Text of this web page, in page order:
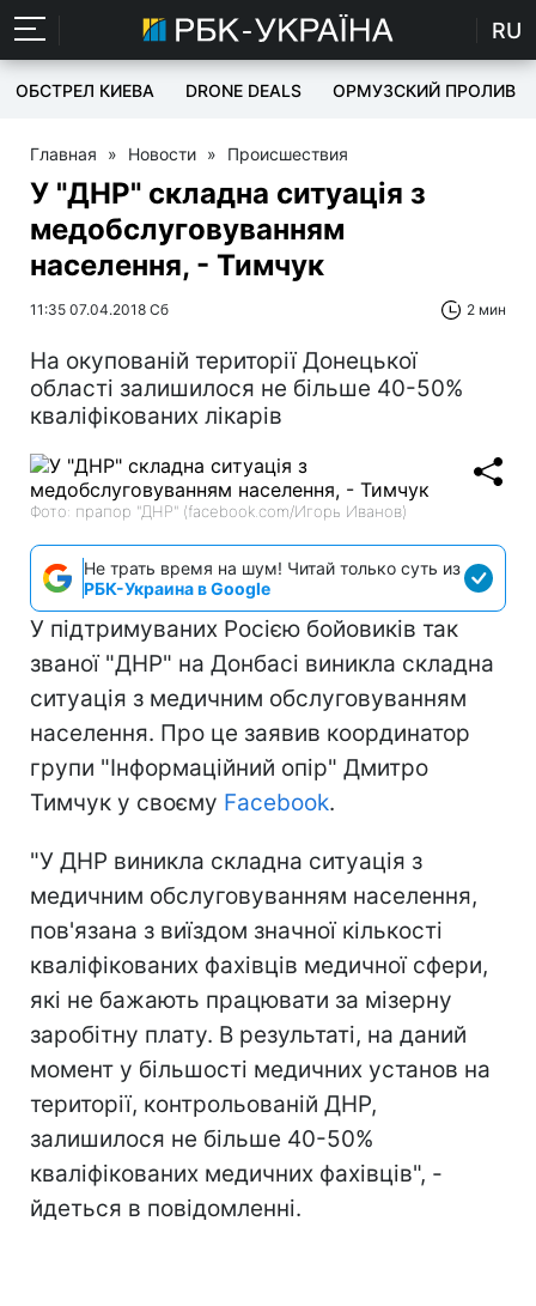
RU
ОБСТРЕЛ КИЕВА DRONE DEALS ОРМУЗСКИЙ ПРОЛИВ
Главная » Новости » Происшествия
У "ДНР" складна ситуація з
медобслуговуванням
населення, - Тимчук
11:35 07.04.2018 Сб 2 мин
На окупованій території Донецької
області залишилося не більше 40-50%
кваліфікованих лікарів
Фото: прапор "ДНР" (facebook.com/Игорь Иванов)
Не трать время на шум! Читай только суть из
РБК-Украина в Google
У підтримуваних Росією бойовиків так
званої "ДНР" на Донбасі виникла складна
ситуація з медичним обслуговуванням
населення. Про це заявив координатор
групи "Інформаційний опір" Дмитро
Тимчук у своєму Facebook.
"У ДНР виникла складна ситуація з
медичним обслуговуванням населення,
пов'язана з виїздом значної кількості
кваліфікованих фахівців медичної сфери,
які не бажають працювати за мізерну
заробітну плату. В результаті, на даний
момент у більшості медичних установ на
території, контрольованій ДНР,
залишилося не більше 40-50%
кваліфікованих медичних фахівців", -
йдеться в повідомленні.